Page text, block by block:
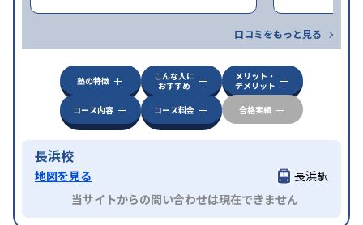
口コミをもっと見る
塾の特徴
こんな人に
おすすめ
メリット・
デメリット
コース内容
コース料金 合格実績
長浜校
地図を見る
長浜駅
当サイトからの問い合わせは現在できません